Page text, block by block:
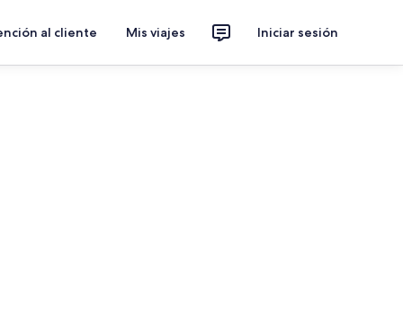
al cliente Mis viajes Iniciar sesión